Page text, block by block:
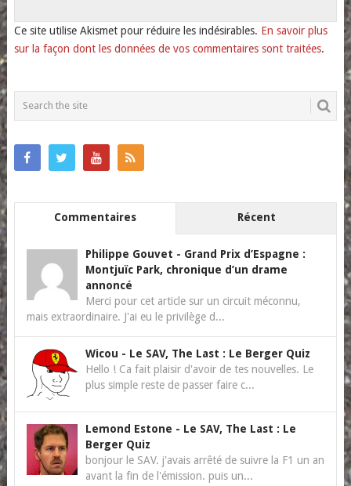
Ce site utilise Akismet pour réduire les indésirables. En savoir plus
sur la façon dont les données de vos commentaires sont traitées.
Commentaires Récent
Philippe Gouvet - Grand Prix d’Espagne :
Montjuïc Park, chronique d’un drame
annoncé
Merci pour cet article sur un circuit méconnu,
mais extraordinaire. J'ai eu le privilège d...
Wicou - Le SAV, The Last : Le Berger Quiz
Hello ! Ca fait plaisir d'avoir de tes nouvelles. Le
plus simple reste de passer faire c...
Lemond Estone - Le SAV, The Last : Le
Berger Quiz
bonjour le SAV. j'avais arrêté de suivre la F1 un an
avant la fin de l'émission. puis un...